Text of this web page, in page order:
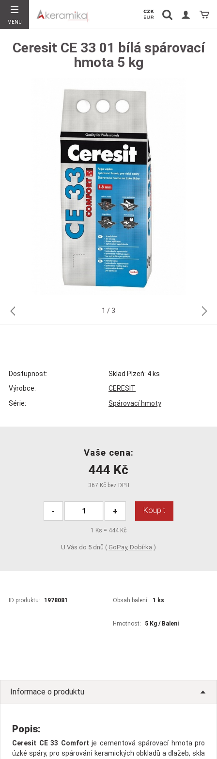
MENU
Vyhledávání Košík
Ceresit CE 33 01 bílá spárovací
hmota 5 kg
1 3
Dostupnost:
Sklad Plzeň: 4 ks
Výrobce:
CERESIT
Série:
Spárovací hmoty
Vaše cena:
444 Kč
367 Kč bez DPH
- + Koupit
1 Ks = 444 Kč
U Vás do 5 dnů ( GoPay, Dobírka )
ID produktu: 1978081 Obsah balení: 1 ks
Hmotnost: 5 Kg / Balení
Informace o produktu
Popis:
Ceresit CE 33 Comfort je cementová spárovací hmota pro
úzké spáry, pro spárování keramických obkladů a dlažeb, skla